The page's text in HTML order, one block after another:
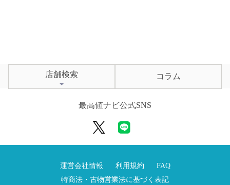
店舗検索 コラム
最高値ナビ公式SNS
運営会社情報 利用規約
FAQ
特商法・古物営業法に基づく表記